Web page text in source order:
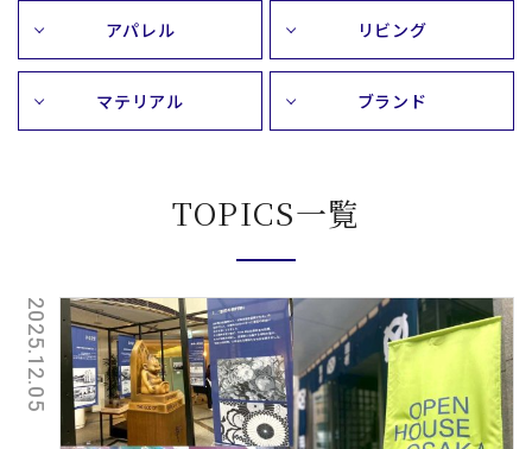
サスティナビリティ
よくあるご質問
お問い合わせフォームは
こちら
アパレル リビング
マテリアル ブランド
TOPICS一覧
2025.12.05